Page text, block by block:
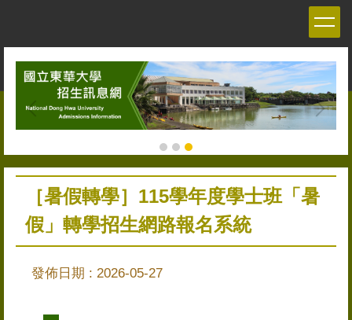
主
［暑假轉學］115學年度學士班「暑
假」轉學招生網路報名系統
發佈日期 : 2026-05-27